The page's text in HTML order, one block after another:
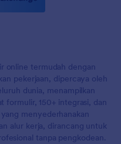
online termudah dengan
pekerjaan, dipercaya oleh
dunia, menampilkan
formulir, 150+ integrasi, dan
menyederhanakan
alur kerja, dirancang untuk
tanpa pengkodean.